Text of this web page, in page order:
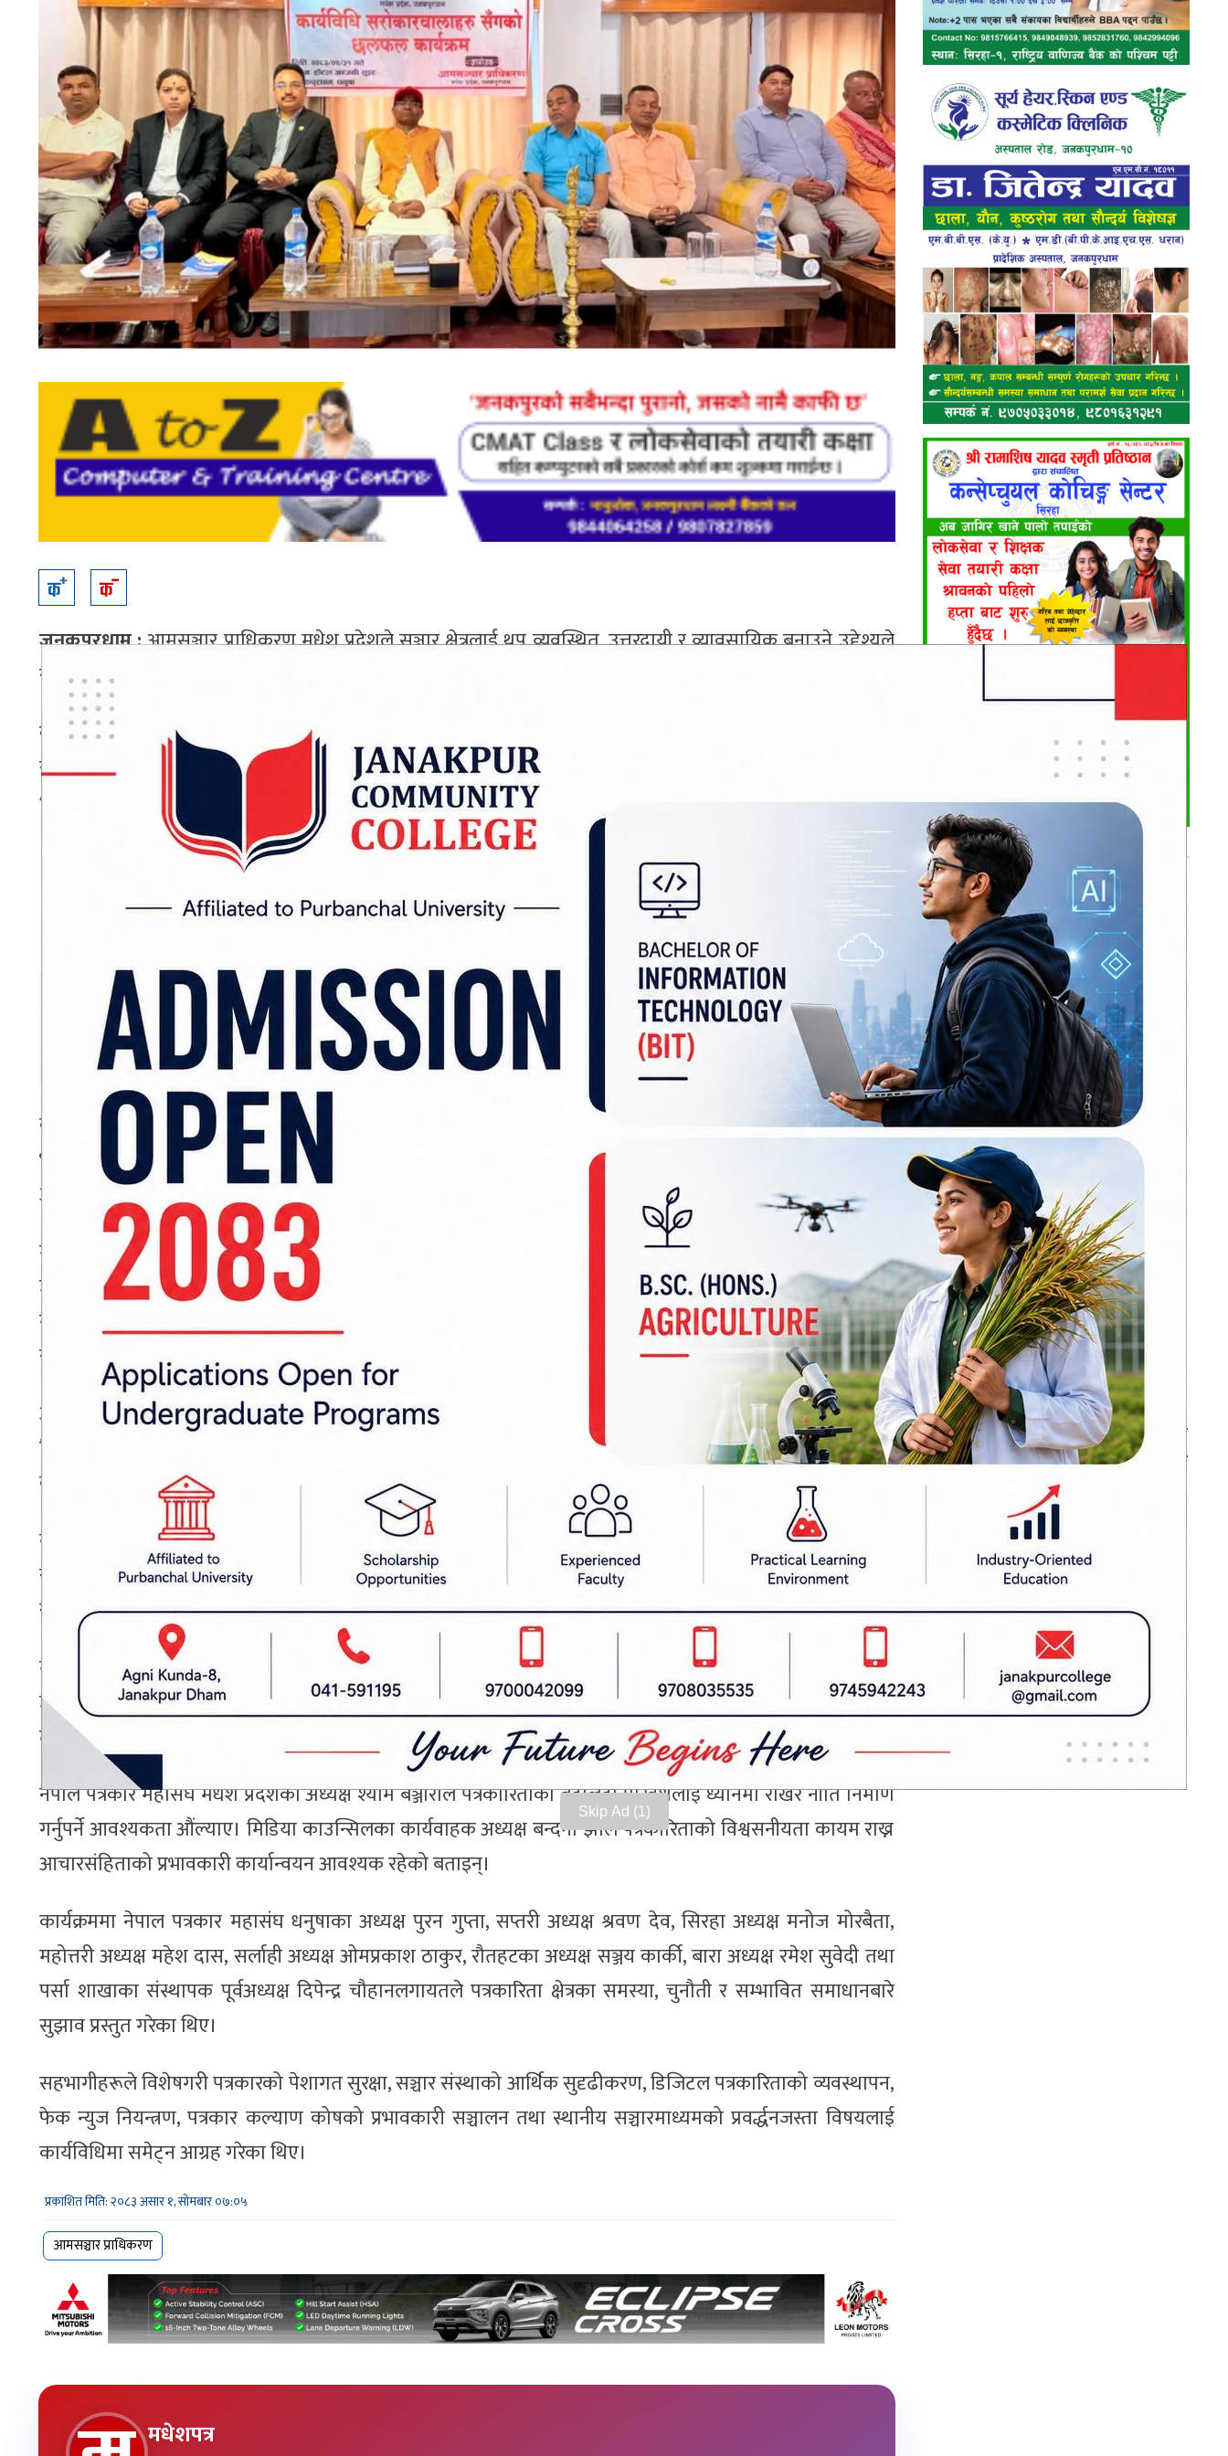
Skip Ad
जनकपुरधाम :आमसञ्चार प्राधिकरण मधेश प्रदेशले सञ्चार क्षेत्रलाई थप व्यवस्थित, उत्तरदायी र व्यावसायिक बनाउने उद्देश्यले
सरोकारवालासँग कार्यविधि सम्बन्धी विस्तृत छलफल गरेको छ।
कार्यक्रममा नेपाल पत्रकार महासंघका पदाधिकारी, सञ्चार विज्ञ तथा विभिन्न जिल्लाका पत्रकार प्रतिनिधिहरूको सहभागिता
रहेको थियो।
ADVERTISEMENT
कार्यक्रमलाई सम्बोधन गर्दै गृह, सञ्चार तथा कानूनमन्त्री फकिरा महतोले लोकतान्त्रिक व्यवस्थाको सुदृढीकरणमा सञ्चार क्षेत्रको
भूमिका महत्वपूर्ण रहेको बताए। उनले सञ्चारमाध्यमलाई थप जिम्मेवार, तथ्यपरक र जनउत्तरदायी बनाउन स्पष्ट कार्यविधिको
आवश्यकता रहेको उल्लेख गरे।
मन्त्री महतोले प्रेस स्वतन्त्रताको संरक्षण गर्दै सञ्चार क्षेत्रको संस्थागत विकासका लागि प्रदेश सरकार प्रतिबद्ध रहेको बताए।
उनले भने, “सञ्चार क्षेत्रलाई नियमन गर्ने नाममा नियन्त्रण गर्ने होइन, व्यवस्थित र मर्यादित बनाउने उद्देश्यले कार्यविधि निर्माण
गर्न लागिएको हो। पत्रकार र सञ्चार संस्थाको हकहित संरक्षण गर्दै व्यावसायिक पत्रकारितालाई प्रोत्साहन गर्ने नीति प्रदेश
सरकारले लिएको छ।”
आमसञ्चार प्राधिकरणका अध्यक्ष जितेन्द्र खडकाले कार्यविधि निर्माण प्रक्रियामा सरोकारवालाको सुझावलाई उच्च प्राथमिकता
दिइने बताए। उनले सञ्चार क्षेत्रको वर्तमान अवस्था, डिजिटल माध्यमको विस्तार र बदलिँदो प्रविधिलाई ध्यानमा राखेर
कार्यविधि तयार गरिने जानकारी दिए।
नेपाल पत्रकार महासंघका लेखा समिति संयोजक केसी लामिछानेले कार्यविधि निर्माण गर्दा पत्रकारको पेशागत स्वतन्त्रता र
संवैधानिक अधिकारलाई केन्द्रमा राख्नुपर्ने धारणा व्यक्त गरे। उनले सञ्चार क्षेत्रको विकासका लागि राज्य र सञ्चारकर्मीबीच
सहकार्य आवश्यक रहेको बताए।
महासंघका केन्द्रीय सदस्य राजेश कर्णले प्रदेशस्तरमा सञ्चार क्षेत्रलाई व्यवस्थित गर्न खोजिएको प्रयास सकारात्मक रहेको
उल्लेख गर्दै कार्यविधि व्यवहारिक र कार्यान्वयनयोग्य हुनुपर्नेमा जोड दिए। उनले पत्रकारको क्षमता अभिवृद्धि, श्रम अधिकार
तथा सञ्चार संस्थाको दिगोपनालाई पनि प्राथमिकतामा राख्न सुझाव दिए।
नेपाल पत्रकार महासंघ मधेश प्रदेशका अध्यक्ष श्याम बञ्जाराले पत्रकारिताको बदलिँदो परिवेशलाई ध्यानमा राखेर नीति निर्माण
गर्नुपर्ने आवश्यकता औंल्याए। मिडिया काउन्सिलका कार्यवाहक अध्यक्ष बन्दना झाले पत्रकारिताको विश्वसनीयता कायम राख्न
आचारसंहिताको प्रभावकारी कार्यान्वयन आवश्यक रहेको बताइन्।
कार्यक्रममा नेपाल पत्रकार महासंघ धनुषाका अध्यक्ष पुरन गुप्ता, सप्तरी अध्यक्ष श्रवण देव, सिरहा अध्यक्ष मनोज मोरबैता,
महोत्तरी अध्यक्ष महेश दास, सर्लाही अध्यक्ष ओमप्रकाश ठाकुर, रौतहटका अध्यक्ष सञ्जय कार्की, बारा अध्यक्ष रमेश सुवेदी तथा
पर्सा शाखाका संस्थापक पूर्वअध्यक्ष दिपेन्द्र चौहानलगायतले पत्रकारिता क्षेत्रका समस्या, चुनौती र सम्भावित समाधानबारे
सुझाव प्रस्तुत गरेका थिए।
सहभागीहरूले विशेषगरी पत्रकारको पेशागत सुरक्षा, सञ्चार संस्थाको आर्थिक सुदृढीकरण, डिजिटल पत्रकारिताको व्यवस्थापन,
फेक न्युज नियन्त्रण, पत्रकार कल्याण कोषको प्रभावकारी सञ्चालन तथा स्थानीय सञ्चारमाध्यमको प्रवर्द्धनजस्ता विषयलाई
कार्यविधिमा समेट्न आग्रह गरेका थिए।
प्रकाशित मिति: २०८३ असार १, सोमबार ०७:०५
आमसञ्चार प्राधिकरण
मधेशपत्र
भर्खरै
ढल्केवरमै ट्रमा
सेन्टरको माग :
प्रतिनिधिसभामा
सांसद चन्द्रमोहन
यादवको मौन विरोध
कोइराला निवास
मर्मतका लागि
सरकारले दिएको २
करोड शेखरले गरे
करदाता प्रोत्साहन
कार्यक्रम सफल भए
अन्तर्राष्ट्रिय उदाहरण
बन्न सक्छ: अर्थमन्त्री
डा. वाग्ले
चीन–दक्षिण एसिया
सहकार्यमा नेपालले
पुलको भूमिका निर्वाह
गर्न सक्छ: परराष्ट्रमन्त्री
खनाल
मधेशमा ट्रान्सफर्मर
चोरी बढ्दो, पाँच
वर्षमा ९९ वटा चोरी
दुई देशको राहदानी
बोकेर काठमाडौं
आएका भारतीय
नागरिकलाई नेपाल
प्रवेशमा रोक